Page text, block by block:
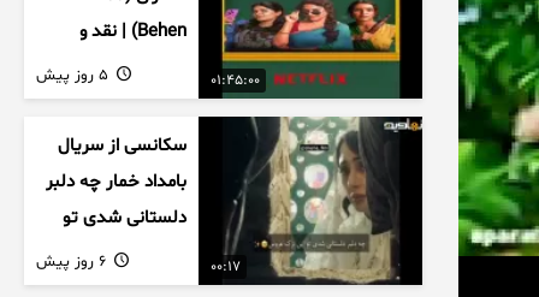
01:45:00
Behen) | نقد و
بررسی درام خانوادگی
هندی
00:17
سکانسی از سریال
بامداد خمار چه دلبر
دلستانی شدی تو
این بزک عروس..